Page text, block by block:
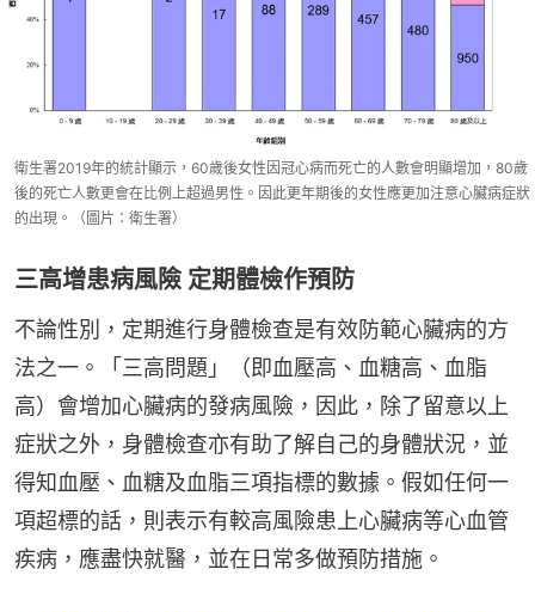
衛生署2019年的統計顯示，60歲後女性因冠心病而死亡的人數會明顯增加，80歲
後的死亡人數更會在比例上超過男性。因此更年期後的女性應更加注意心臟病症狀
的出現。（圖片：衛生署）
三高增患病風險 定期體檢作預防
不論性別，定期進行身體檢查是有效防範心臟病的方
法之一。「三高問題」（即血壓高、血糖高、血脂
高）會增加心臟病的發病風險，因此，除了留意以上
症狀之外，身體檢查亦有助了解自己的身體狀況，並
得知血壓、血糖及血脂三項指標的數據。假如任何一
項超標的話，則表示有較高風險患上心臟病等心血管
疾病，應盡快就醫，並在日常多做預防措施。